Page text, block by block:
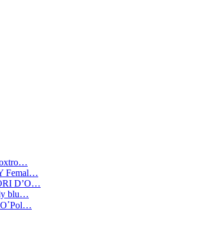
Femal…
D’O…
blu…
Die besten Schnäppchen, Preisfehler, Angebote: https://piratedeals.de/Marc OߴPol…